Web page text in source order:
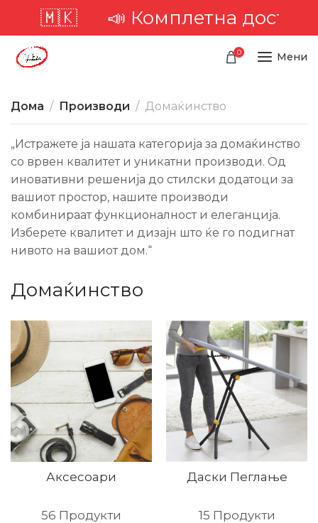
🇲🇰📣 Комплетна достава
0 Мени
Дома Производи Домаќинство
„Истражете ја нашата категорија за домаќинство
со врвен квалитет и уникатни производи. Од
иновативни решенија до стилски додатоци за
вашиот простор, нашите производи
комбинираат функционалност и елеганција.
Изберете квалитет и дизајн што ќе го подигнат
нивото на вашиот дом.“
Домаќинство
Аксесоари
56 Продукти
Даски Пеглање
15 Продукти